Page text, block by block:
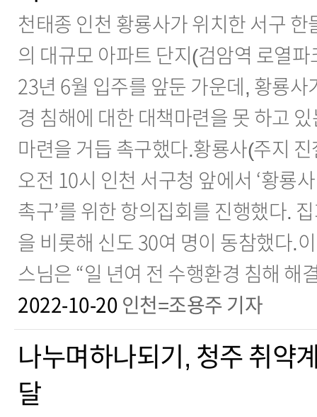
천태종 인천 황룡사가 위치한 서구
의 대규모 아파트 단지(검암역 로열
23년 6월 입주를 앞둔 가운데, 황룡사
경 침해에 대한 대책마련을 못 하고
마련을 거듭 촉구했다.황룡사(주지
오전 10시 인천 서구청 앞에서 ‘황룡
촉구’를 위한 항의집회를 진행했다.
을 비롯해 신도 30여 명이 동참했다.
스님은 “일 년여 전 수행환경 침해 해
2022-10-20 인천=조용주 기자
나누며하나되기, 청주 취약
달